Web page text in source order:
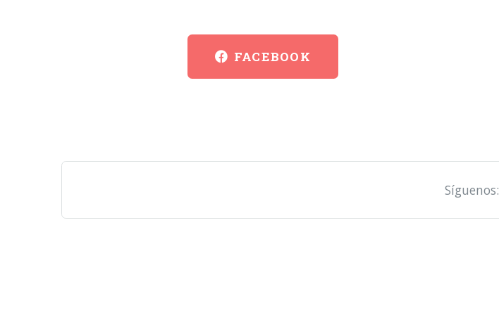
FACEBOOK
Síguenos: